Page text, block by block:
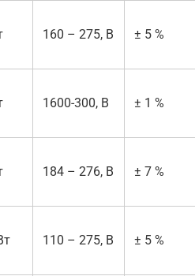
160 – 275, В ± 5 %
1600-300, В ± 1 %
184 – 276, В ± 7 %
110 – 275, В ± 5 %